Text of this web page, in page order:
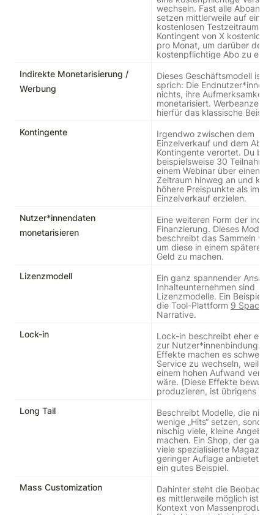
wechseln. Fast alle
setzen mittlerweile auf einen
kostenlosen Testzeitraum
Kontingent von X
pro Monat, um darüber den
kostenpflichtige Abo zu
Indirekte Monetarisierung /
Werbung
Dieses Geschäftsmodell ist
sprich: Die Endnutzer*innen
nichts, ihre Aufmerksamkeit
monetarisiert.
hierfür das klassische
Kontingente
Irgendwo zwischen dem
Einzelverkauf und dem Abo
Kontingente verortet. Du
beispielsweise 30
einem Webinar über einen
Zeitraum hinweg an und
höhere Preispunkte als im
Einzelverkauf erzielen.
Nutzer*innendaten
monetarisieren
Eine weiteren Form der
Finanzierung. Dieses Modell
beschreibt das Sammeln
um diese in einem späteren
Geld zu machen.
Lizenzmodell
Ein ganz spannender Ansatz
Inhalteunternehmen sind
Lizenzmodelle. Ein Beispiel
die Tool-Plattform 9 Spaces
Narrative.
Lock-in
Lock-in beschreibt eher
zur Nutzer*innenbindung.
Effekte machen es schwer,
Service zu wechseln, weil
einem hohen Aufwand
wäre. (Diese Effekte
produzieren, ist übrigens
Long Tail
Beschreibt Modelle, die
wenige „Hits“ setzen,
nischig viele, kleine
machen. Ein Shop, der
viele spezialisierte Magazine
geringer Auflage anbietet,
ein gutes Beispiel.
Mass Customization
Dahinter steht die
es mittlerweile möglich ist,
Kontext von